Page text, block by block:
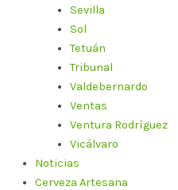
Sevilla
Sol
Tetuán
Tribunal
Valdebernardo
Ventas
Ventura Rodríguez
Vicálvaro
Noticias
Cerveza Artesana